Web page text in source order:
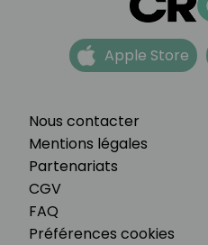
Nous contacter
Mentions légales
Partenariats
CGV
FAQ
Préférences cookies
Apple Store